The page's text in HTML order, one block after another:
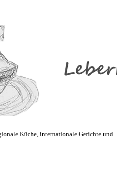
Küche, internationale Gerichte und